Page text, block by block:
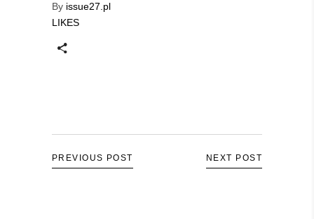
By issue27.pl
LIKES
PREVIOUS POST NEXT POST